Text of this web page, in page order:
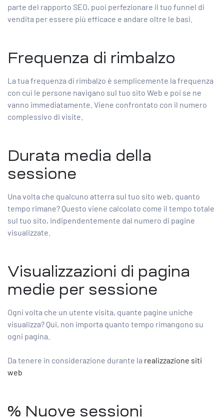
parte del rapporto SEO, puoi perfezionare il tuo funnel di
vendita per essere più efficace e andare oltre le basi.
Frequenza di rimbalzo
La tua frequenza di rimbalzo è semplicemente la frequenza
con cui le persone navigano sul tuo sito Web e poi se ne
vanno immediatamente. Viene confrontato con il numero
complessivo di visite.
Durata media della
sessione
Una volta che qualcuno atterra sul tuo sito web, quanto
tempo rimane? Questo viene calcolato come il tempo totale
sul tuo sito, indipendentemente dal numero di pagine
visualizzate.
Visualizzazioni di pagina
medie per sessione
Ogni volta che un utente visita, quante pagine uniche
visualizza? Qui, non importa quanto tempo rimangono su
ogni pagina.
Da tenere in considerazione durante la realizzazione siti
web
% Nuove sessioni